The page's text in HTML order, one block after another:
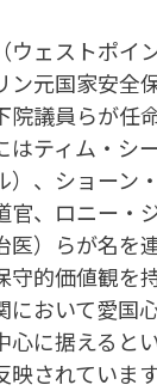
ウェストポイ
ン元国家安全
院議員らが任
はティム・シ
）、ショーン
官、ロニー・
医）らが名を
守的価値観を
において愛国
心に据えると
されています